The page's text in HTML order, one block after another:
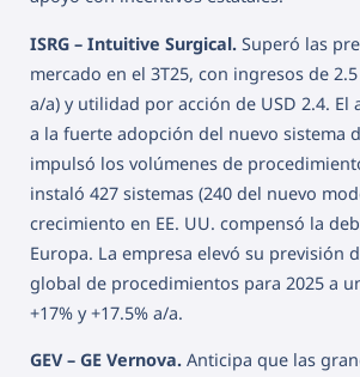
ISRG – Intuitive Surgical. Superó las
mercado en el 3T25, con ingresos de
a/a) y utilidad por acción de USD 2.4. El
a la fuerte adopción del nuevo sistema
impulsó los volúmenes de
instaló 427 sistemas (240 del nuevo
crecimiento en EE. UU. compensó la
Europa. La empresa elevó su previsión
global de procedimientos para 2025 a
+17% y +17.5% a/a.
GEV – GE Vernova. Anticipa que las